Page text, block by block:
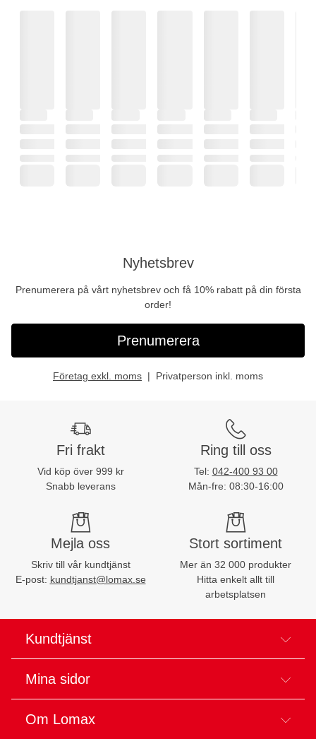
Nyhetsbrev
Prenumerera på vårt nyhetsbrev och få 10% rabatt på din första
order!
Prenumerera
Företag exkl. moms Privatperson inkl. moms
Fri frakt
Vid köp över 999 kr
Snabb leverans
Ring till oss
Tel: 042-400 93 00
Mån-fre: 08:30-16:00
Mejla oss
Skriv till vår kundtjänst
E-post: kundtjanst@lomax.se
Stort sortiment
Mer än 32 000 produkter
Hitta enkelt allt till
arbetsplatsen
Kundtjänst
Mina sidor
Om Lomax